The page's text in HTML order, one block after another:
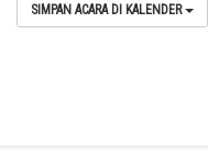
SIMPAN ACARA DI KALENDER